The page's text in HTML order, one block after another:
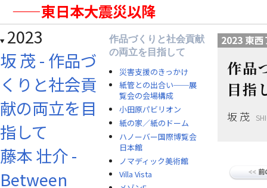
——東日本大震災以降
2023
坂 茂 - 作品づ
くりと社会貢
献の両立を目
指して
藤本 壮介 -
Between
作品づくりと社会貢献
の両立を目指して
災害支援のきっかけ
紙管との出合い──展
覧会の会場構成
小田原パビリオン
紙の家／紙のドーム
ハノーバー国際博覧会
日本館
ノマディック美術館
Villa Vista
2023 東
作品
目指
坂 茂